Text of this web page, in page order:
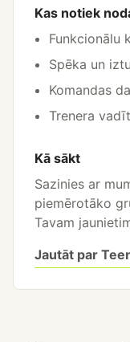
Kas notiek
Funkcionālu
Spēka un
Komandas
Trenera
Kā sākt
Sazinies ar
piemērotāko
Tavam
Jautāt par